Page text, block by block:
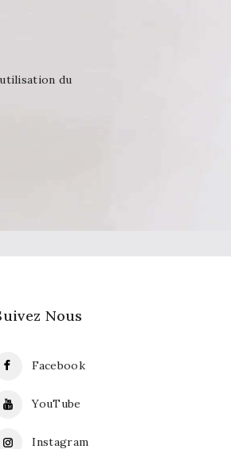
du
Nous
Facebook
YouTube
Instagram